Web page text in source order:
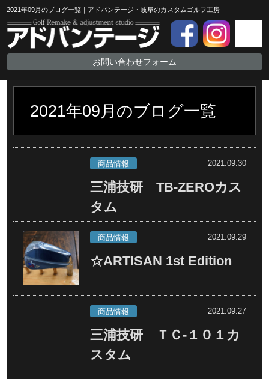
2021年09月のブログ一覧｜アドバンテージ・岐阜のカスタムゴルフ工房
お問い合わせフォーム
2021年09月のブログ一覧
2021.09.30
商品情報
三浦技研 TB-ZEROカス
タム
2021.09.29
商品情報
☆ARTISAN 1st Edition
2021.09.27
商品情報
三浦技研 ＴＣ-１０１カ
スタム